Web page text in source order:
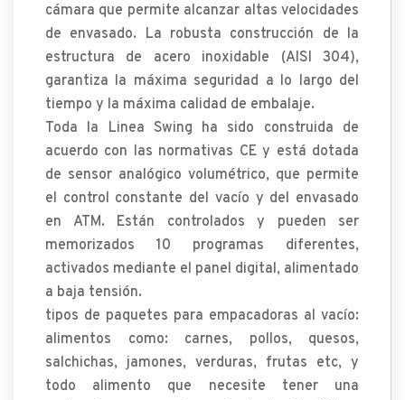
cámara que permite alcanzar altas velocidades
de envasado. La robusta construcción de la
estructura de acero inoxidable (AISI 304),
garantiza la máxima seguridad a lo largo del
tiempo y la máxima calidad de embalaje.
Toda la Linea Swing ha sido construida de
acuerdo con las normativas CE y está dotada
de sensor analógico volumétrico, que permite
el control constante del vacío y del envasado
en ATM. Están controlados y pueden ser
memorizados 10 programas diferentes,
activados mediante el panel digital, alimentado
a baja tensión.
tipos de paquetes para empacadoras al vacío:
alimentos como: carnes, pollos, quesos,
salchichas, jamones, verduras, frutas etc, y
todo alimento que necesite tener una